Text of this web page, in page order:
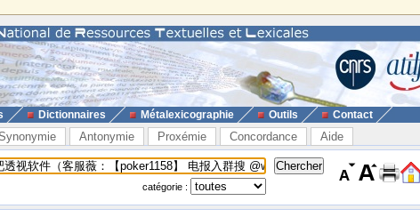
Dictionnaires Métalexicographie Outils Contact
Antonymie Proxémie Concordance Aide
catégorie :